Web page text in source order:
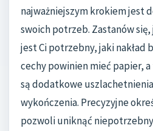
najważniejszym krokiem jest
swoich potrzeb. Zastanów
jest Ci potrzebny, jaki nakład
cechy powinien mieć papier,
są dodatkowe
wykończenia. Precyzyjne
pozwoli uniknąć